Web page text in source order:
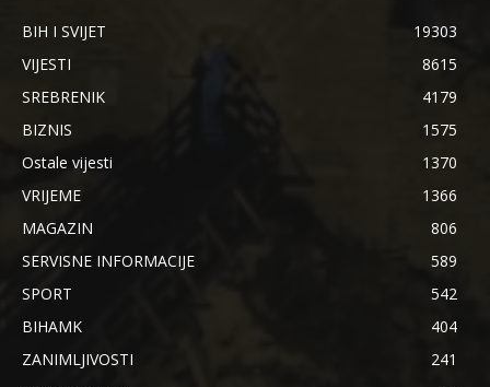
BIH I SVIJET
19303
VIJESTI
8615
SREBRENIK
4179
BIZNIS
1575
Ostale vijesti
1370
VRIJEME
1366
MAGAZIN
806
SERVISNE INFORMACIJE
589
SPORT
542
BIHAMK
404
ZANIMLJIVOSTI
241